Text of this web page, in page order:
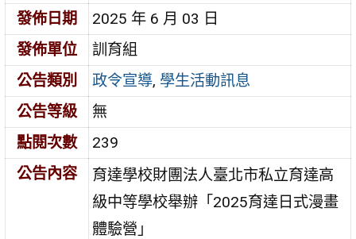
發佈日期
2025 年 6 月 03 日
發佈單位
訓育組
公告類別
政令宣導, 學生活動訊息
公告等級
無
點閱次數
239
公告內容
育達學校財團法人臺北市私立育達高
級中等學校舉辦「2025育達日式漫畫
體驗營」